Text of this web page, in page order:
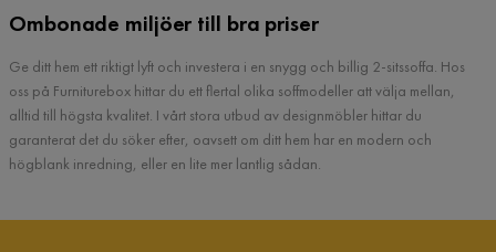
Ombonade miljöer till bra priser
Ge ditt hem ett riktigt lyft och investera i en snygg och billig 2-sitssoffa. Hos
oss på Furniturebox hittar du ett flertal olika soffmodeller att välja mellan,
alltid till högsta kvalitet. I vårt stora utbud av designmöbler hittar du
garanterat det du söker efter, oavsett om ditt hem har en modern och
högblank inredning, eller en lite mer lantlig sådan.